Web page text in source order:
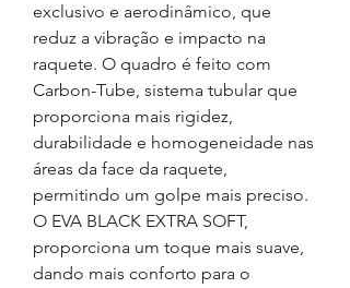
exclusivo e aerodinâmico, que
reduz a vibração e impacto na
raquete. O quadro é feito com
Carbon-Tube, sistema tubular que
proporciona mais rigidez,
durabilidade e homogeneidade nas
áreas da face da raquete,
permitindo um golpe mais preciso.
O EVA BLACK EXTRA SOFT,
proporciona um toque mais suave,
dando mais conforto para o